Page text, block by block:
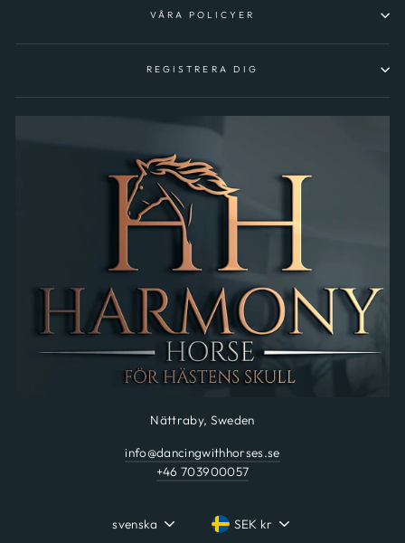
VÅRA POLICYER
REGISTRERA DIG
Nättraby, Sweden
info@dancingwithhorses.se
+46 703900057
svenska SEK kr